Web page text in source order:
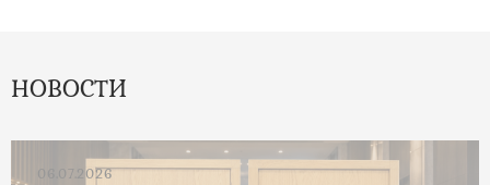
НОВОСТИ
06.07.2026